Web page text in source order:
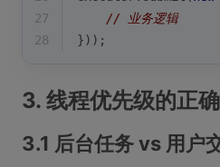
27
// 业务逻辑
28
}));
3. 线程优先级的正
3.1 后台任务 vs 用户